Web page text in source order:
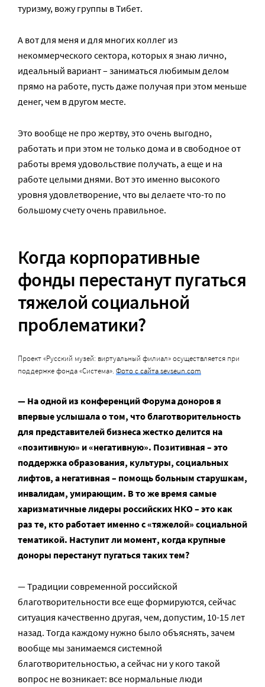
туризму, вожу группы в Тибет.
А вот для меня и для многих коллег из
некоммерческого сектора, которых я знаю лично,
идеальный вариант – заниматься любимым делом
прямо на работе, пусть даже получая при этом меньше
денег, чем в другом месте.
Это вообще не про жертву, это очень выгодно,
работать и при этом не только дома и в свободное от
работы время удовольствие получать, а еще и на
работе целыми днями. Вот это именно высокого
уровня удовлетворение, что вы делаете что-то по
большому счету очень правильное.
Когда корпоративные
фонды перестанут пугаться
тяжелой социальной
проблематики?
Проект «Русский музей: виртуальный филиал» осуществляется при
поддержке фонда «Система». Фото с сайта sevseun.com
— На одной из конференций Форума доноров я
впервые услышала о том, что благотворительность
для представителей бизнеса жестко делится на
«позитивную» и «негативную». Позитивная – это
поддержка образования, культуры, социальных
лифтов, а негативная – помощь больным старушкам,
инвалидам, умирающим. В то же время самые
харизматичные лидеры российских НКО – это как
раз те, кто работает именно с «тяжелой» социальной
тематикой. Наступит ли момент, когда крупные
доноры перестанут пугаться таких тем?
— Традиции современной российской
благотворительности все еще формируются, сейчас
ситуация качественно другая, чем, допустим, 10-15 лет
назад. Тогда каждому нужно было объяснять, зачем
вообще мы занимаемся системной
благотворительностью, а сейчас ни у кого такой
вопрос не возникает: все нормальные люди